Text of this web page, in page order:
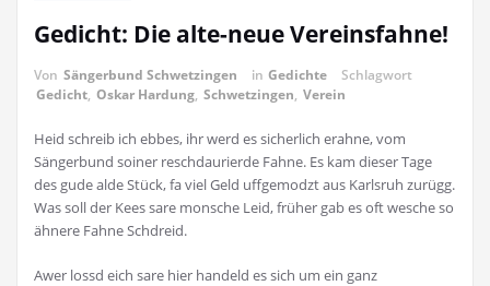
Gedicht: Die alte-neue Vereinsfahne!
Von Sängerbund Schwetzingen in Gedichte
Schlagwort
Gedicht, Oskar Hardung, Schwetzingen, Verein
Heid schreib ich ebbes, ihr werd es sicherlich erahne, vom
Sängerbund soiner reschdaurierde Fahne. Es kam dieser Tage
des gude alde Stück, fa viel Geld uffgemodzt aus Karlsruh zurügg.
Was soll der Kees sare monsche Leid, früher gab es oft wesche so
ähnere Fahne Schdreid.
Awer lossd eich sare hier handeld es sich um ein ganz